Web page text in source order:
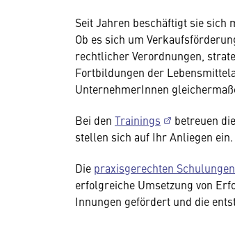
Seit Jahren beschäftigt sie sich
Ob es sich um
rechtlicher Verordnungen,
Fortbildungen der
UnternehmerInnen
Bei den Trainings
betreuen
stellen sich auf Ihr Anliegen ein.
Die praxisgerechten Schulungen
erfolgreiche Umsetzung von
Innungen gefördert und die